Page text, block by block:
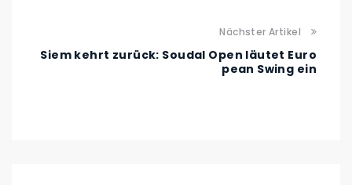
Nächster Artikel
Siem kehrt zurück: Soudal Open läutet Euro
pean Swing ein